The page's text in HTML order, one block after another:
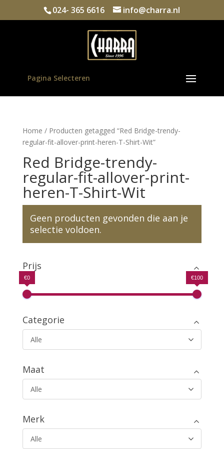
024- 365 6616 info@charra.nl
Pagina Selecteren
Home / Producten getagged “Red Bridge-trendy-
regular-fit-allover-print-heren-T-Shirt-Wit”
Red Bridge-trendy-
regular-fit-allover-print-
heren-T-Shirt-Wit
Geen producten gevonden die aan je
selectie voldoen.
Prijs
€0 €100
Categorie
Alle
Maat
Alle
Merk
Alle